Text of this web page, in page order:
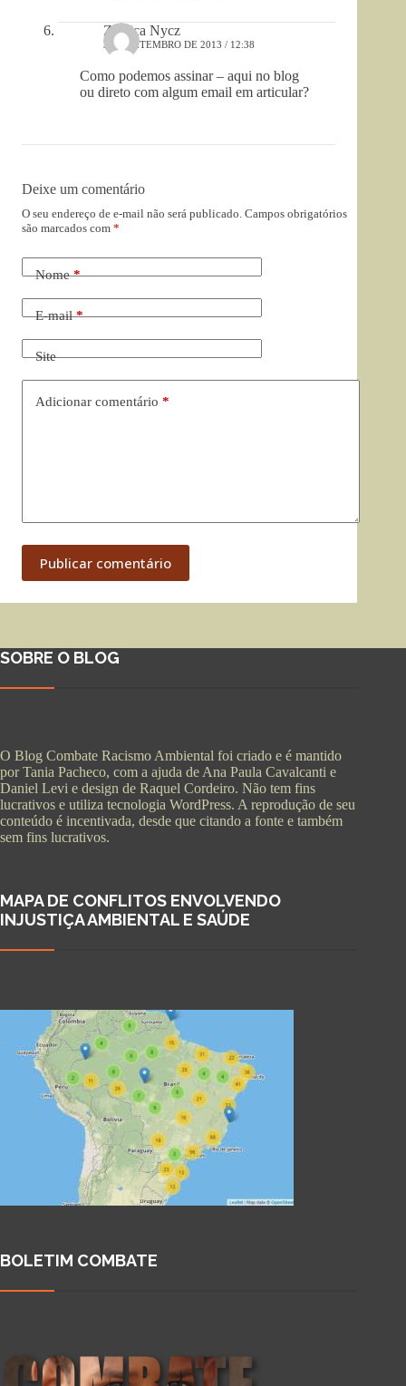
Zuleica Nycz
3 DE SETEMBRO DE 2013 / 12:38
Como podemos assinar – aqui no blog
ou direto com algum email em articular?
Deixe um comentário
O seu endereço de e-mail não será publicado. Campos obrigatórios
são marcados com *
Nome*
E-mail*
Site
Adicionar comentário *
Publicar comentário
SOBRE O BLOG
O Blog Combate Racismo Ambiental foi criado e é mantido
por Tania Pacheco, com a ajuda de Ana Paula Cavalcanti e
Daniel Levi e design de Raquel Cordeiro. Não tem fins
lucrativos e utiliza tecnologia WordPress. A reprodução de seu
conteúdo é incentivada, desde que citando a fonte e também
sem fins lucrativos.
MAPA DE CONFLITOS ENVOLVENDO
INJUSTIÇA AMBIENTAL E SAÚDE
BOLETIM COMBATE